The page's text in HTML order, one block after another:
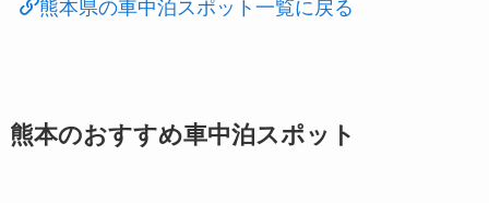
熊本県の車中泊スポット一覧に戻る
熊本のおすすめ車中泊スポット